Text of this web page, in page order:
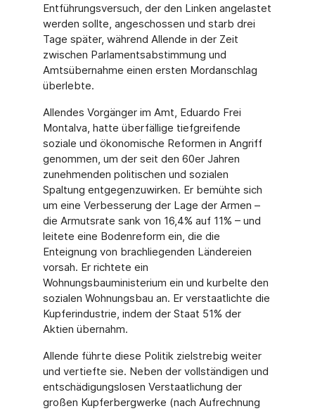
Entführungsversuch, der den Linken angelastet
werden sollte, angeschossen und starb drei
Tage später, während Allende in der Zeit
zwischen Parlamentsabstimmung und
Amtsübernahme einen ersten Mordanschlag
überlebte.
Allendes Vorgänger im Amt, Eduardo Frei
Montalva, hatte überfällige tiefgreifende
soziale und ökonomische Reformen in Angriff
genommen, um der seit den 60er Jahren
zunehmenden politischen und sozialen
Spaltung entgegenzuwirken. Er bemühte sich
um eine Verbesserung der Lage der Armen –
die Armutsrate sank von 16,4% auf 11% – und
leitete eine Bodenreform ein, die die
Enteignung von brachliegenden Ländereien
vorsah. Er richtete ein
Wohnungsbauministerium ein und kurbelte den
sozialen Wohnungsbau an. Er verstaatlichte die
Kupferindustrie, indem der Staat 51% der
Aktien übernahm.
Allende führte diese Politik zielstrebig weiter
und vertiefte sie. Neben der vollständigen und
entschädigungslosen Verstaatlichung der
großen Kupferbergwerke (nach Aufrechnung